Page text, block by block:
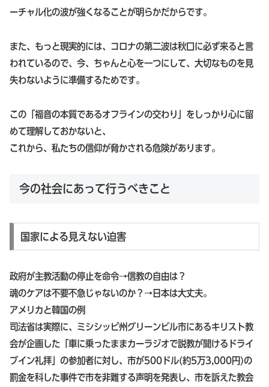
ーチャル化の波が強くなることが明らかだからです。
また、もっと現実的には、コロナの第二波は秋口に必ず来ると言
われているので、今、ちゃんと心を一つにして、大切なものを見
失わないように準備するためです。
この「福音の本質であるオフラインの交わり」をしっかり心に留
めて理解しておかないと、
これから、私たちの信仰が脅かされる危険があります。
今の社会にあって行うべきこと
国家による見えない迫害
政府が主教活動の停止を命令→信教の自由は？
魂のケアは不要不急じゃないのか？→日本は大丈夫。
アメリカと韓国の例
司法省は実際に、ミシシッピ州グリーンビル市にあるキリスト教
会が企画した「車に乗ったままカーラジオで説教が聞けるドライ
ブイン礼拝」の参加者に対し、市が500ドル(約5万3,000円)の
罰金を科した事件で市を非難する声明を発表し、市を訴えた教会